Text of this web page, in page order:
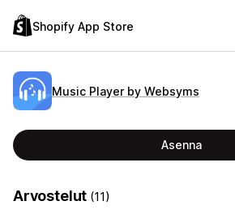
Shopify App Store
Music Player by Websyms
Asenna
Arvostelut (11)